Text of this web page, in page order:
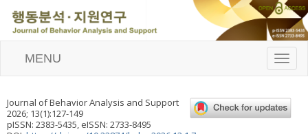
T
o
l
e
MENU
Journal of Behavior Analysis and Support
2026; 13(1):127-149
pISSN: 2383-5435, eISSN: 2733-8495